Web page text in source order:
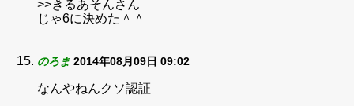
>>きるあそんさん
じゃ6に決めた＾＾
のろま 2014年08月09日 09:02
なんやねんクソ認証